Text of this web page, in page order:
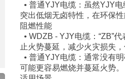
• 普通YJY电缆：虽然YJY
突出低烟无卤特性，在环保
阻燃性能
• WDZB - YJY电缆：“ZB”
止火势蔓延，减少火灾损失
• 普通YJY电缆：通常没有
可能更容易燃烧并蔓延火势。